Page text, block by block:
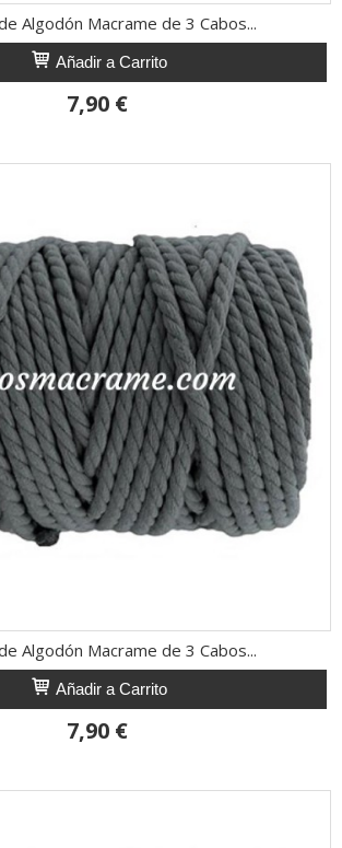
Algodón Macrame de 3 Cabos...
Añadir a Carrito
7,90 €
Algodón Macrame de 3 Cabos...
Añadir a Carrito
7,90 €